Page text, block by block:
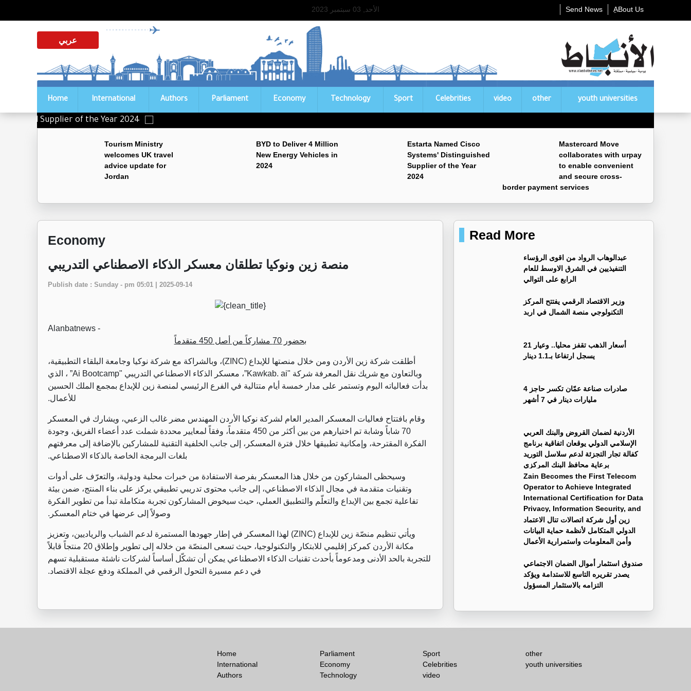
الأحد, 03 سبتمبر 2023 ِABout Us Send News
عربي
Home International Authors Parliament Economy Technology Sport Celebrities video other youth universities
Supplier of the Year 2024
Tourism Ministry
welcomes UK travel
advice update for
Jordan
BYD to Deliver 4 Million
New Energy Vehicles in
2024
Estarta Named Cisco
Systems' Distinguished
Supplier of the Year
2024
Mastercard Move
collaborates with urpay
to enable convenient
and secure cross-
border payment services
Economy
منصة زين ونوكيا تطلقان معسكر الذكاء الاصطناعي التدريبي
Publish date : Sunday - pm 05:01 | 2025-09-14
Alanbatnews -
بحضور 70 مشاركاً من أصل 450 متقدماً
أطلقت شركة زين الأردن ومن خلال منصتها للإبداع (ZINC)، وبالشراكة مع شركة نوكيا وجامعة البلقاء التطبيقية،
وبالتعاون مع شريك نقل المعرفة شركة "Kawkab. ai”، معسكر الذكاء الاصطناعي التدريبي "Ai Bootcamp” ، الذي
بدأت فعالياته اليوم وتستمر على مدار خمسة أيام متتالية في الفرع الرئيسي لمنصة زين للإبداع بمجمع الملك الحسين
للأعمال.
وقام بافتتاح فعاليات المعسكر المدير العام لشركة نوكيا الأردن المهندس مضر غالب الزعبي، ويشارك في المعسكر
70 شاباً وشابة تم اختيارهم من بين أكثر من 450 متقدماً، وفقاً لمعايير محددة شملت عدد أعضاء الفريق، وجودة
الفكرة المقترحة، وإمكانية تطبيقها خلال فترة المعسكر، إلى جانب الخلفية التقنية للمشاركين بالإضافة إلى معرفتهم
بلغات البرمجة الخاصة بالذكاء الاصطناعي.
وسيحظى المشاركون من خلال هذا المعسكر بفرصة الاستفادة من خبرات محلية ودولية، والتعرّف على أدوات
وتقنيات متقدمة في مجال الذكاء الاصطناعي، إلى جانب محتوى تدريبي تطبيقي يركز على بناء المنتج، ضمن بيئة
تفاعلية تجمع بين الإبداع والتعلّم والتطبيق العملي، حيث سيخوض المشاركون تجربة متكاملة تبدأ من تطوير الفكرة
وصولاً إلى عرضها في ختام المعسكر.
ويأتي تنظيم منصّة زين للإبداع (ZINC) لهذا المعسكر في إطار جهودها المستمرة لدعم الشباب والرياديين، وتعزيز
مكانة الأردن كمركز إقليمي للابتكار والتكنولوجيا، حيث تسعى المنصّة من خلاله إلى تطوير وإطلاق 20 منتجاً قابلاً
للتجربة بالحد الأدنى ومدعوماً بأحدث تقنيات الذكاء الاصطناعي يمكن أن تشكّل أساساً لشركات ناشئة مستقبلية تسهم
في دعم مسيرة التحول الرقمي في المملكة ودفع عجلة الاقتصاد.
Read More
عبدالوهاب الرواد من اقوى الرؤساء
التنفيذيين في الشرق الاوسط للعام
الرابع على التوالي
وزير الاقتصاد الرقمي يفتتح المركز
التكنولوجي منصة الشمال في اربد
أسعار الذهب تقفز محليا.. وعيار 21
يسجل ارتفاعا بـ1.1 دينار
صادرات صناعة عمّان تكسر حاجز 4
مليارات دينار في 7 أشهر
الأردنية لضمان القروض والبنك العربي
الإسلامي الدولي يوقعان اتفاقية برنامج
كفالة تجار التجزئة لدعم سلاسل التوريد
برعاية محافظ البنك المركزي
Zain Becomes the First Telecom
Operator to Achieve Integrated
International Certification for Data
Privacy, Information Security, and
Business Continuity Management Systems
زين أول شركة اتصالات تنال الاعتماد
الدولي المتكامل لأنظمة حماية البيانات
وأمن المعلومات واستمرارية الأعمال
صندوق استثمار أموال الضمان الاجتماعي
يصدر تقريره التاسع للاستدامة ويؤكد
التزامه بالاستثمار المسؤول
Home
International
Authors
Parliament
Economy
Technology
Sport
Celebrities
video
other
youth universities